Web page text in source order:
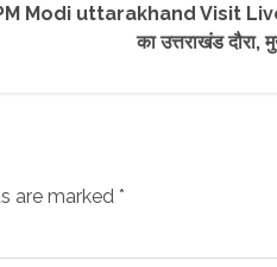
Modi uttarakhand Visit
का उत्तराखंड दौरा,
are marked *